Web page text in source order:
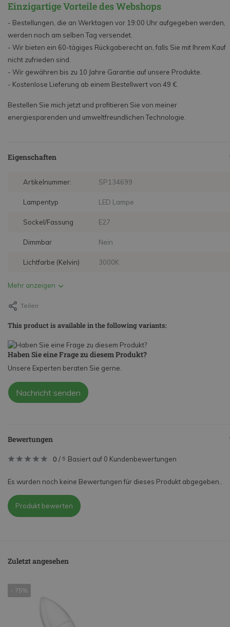
Einzigartige Vorteile des Webshops
- Bestellungen, die an Werktagen vor 19:00 Uhr aufgegeben werden,
werden noch am selben Tag versendet.
- Wir bieten ein 60-tägiges Rückgaberecht an, falls Sie mit Ihrem Kauf
nicht zufrieden sind.
- Wir gewähren bis zu 10 Jahre Garantie auf unsere Produkte.
- Kostenlose Lieferung ab einem Bestellwert von 49 €.
Bestellen Sie mich jetzt und profitieren Sie von meiner
energiesparenden und umweltfreundlichen Technologie.
Eigenschaften
Artikelnummer: SP134699
Lampentyp LED Lampe
Sockel/Fassung E27
Dimmbar Nein
Lichtfarbe (Kelvin) 3000K
Mehr anzeigen
Teilen
This product is available in the following variants:
Haben Sie eine Frage zu diesem Produkt?
Unsere Experten beraten Sie gerne.
Nachricht senden
Bewertungen
0 / 5 Basiert auf 0 Kundenbewertungen
Es wurden noch keine Bewertungen für dieses Produkt abgegeben..
Produkt bewerten
Zuletzt angesehen
- 75%